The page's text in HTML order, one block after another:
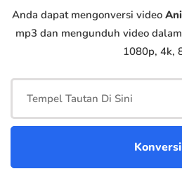
Anda dapat mengonversi video
mp3 dan mengunduh video
1080p, 4k,